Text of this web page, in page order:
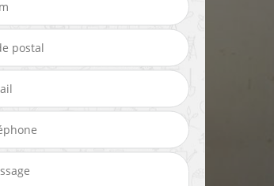
Débistrage de
cheminée 91
Ramonage de
cheminée 91